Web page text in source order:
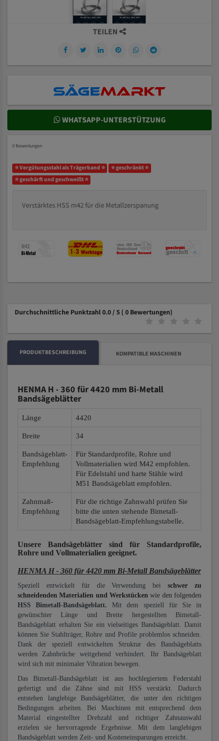
TEILEN
WHATSAPP-UNTERSTÜTZUNG
0 Bewertungen
⭐ Vergütungsstahl als Trägerband ⭐
⭐ geschränkt ⭐
⭐ geschärft und geschweißt ⭐
Verstärktes HSS m42 für die Metallzerspanung
Durchschnittliche Punktzahl 0.0 / 5 ( 0 Bewertungen)
PRODUKTBESCHREIBUNG KOMPATIBLE MASCHINEN
HENMA H - 360 für 4420 mm Bi-Metall
Bandsägeblätter
Länge 4420
Breite 34
Bandsägeblatt-
Empfehlung
Für Standardprofile, Rohre und
Vollmaterialien wird M42 empfohlen.
Für Edelstahl und harte Stähle wird
M51 Bandsägeblatt empfohlen.
Zahnmaß-
Empfehlung
Für die richtige Zahnwahl prüfen Sie
bitte die unten stehende Bimetall-
Bandsägeblatt-Empfehlungstabelle.
Unsere Bandsägeblätter sind für Standardprofile,
Rohre und Vollmaterialien geeignet.
HENMA H - 360 für 4420 mm Bi-Metall Bandsägeblätter
Speziell entwickelt für die Verwendung beischwer zu
schneidenden Materialien und Werkstücken wie den folgenden
HSS Bimetall-Bandsägeblatt. Mit dem speziell für Sie in
gewünschter Länge und Breite hergestellten Bimetall-
Bandsägeblatt erhalten Sie ein vielseitiges Bandsägeblatt. Damit
können Sie Stahlträger, Rohre und Profile problemlos schneiden.
Dank der speziell entwickelten Struktur des Bandsägeblatts
werden Zahnbrüche weitgehend verhindert. Ihr Bandsägeblatt
wird sich mit minimaler Vibration bewegen.
Das Bimetall-Bandsägeblatt ist aus hochlegiertem Federstahl
gefertigt und die Zähne sind mit HSS verstärkt. Dadurch
entstehen langlebige Bandsägeblätter, die unter den richtigen
Bedingungen arbeiten. Bei Maschinen mit entsprechend dem
Material eingestellter Drehzahl und richtiger Zahnauswahl
erzielen sie hervorragende Ergebnisse. Mit dem langlebigen
Bandsägeblatt werden Zeit- und Kosteneinsparungen erreicht.